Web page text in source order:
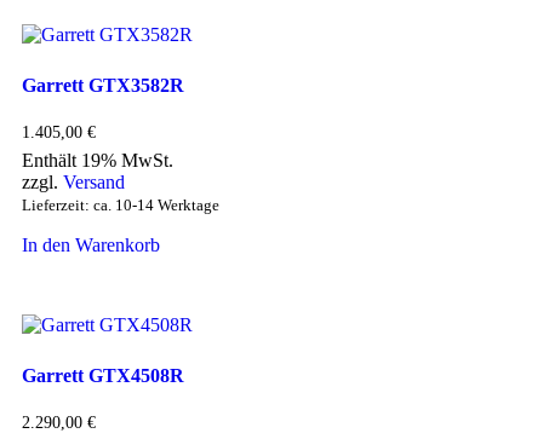
Garrett GTX3582R
1.405,00 €
Enthält 19% MwSt.
zzgl. Versand
Lieferzeit: ca. 10-14 Werktage
In den Warenkorb
Garrett GTX4508R
2.290,00 €